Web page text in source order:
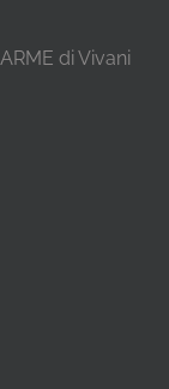
di Vivani